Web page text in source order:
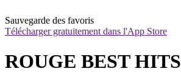
Sauvegarde des favoris
Télécharger gratuitement dans l'App Store
ROUGE BEST HITS